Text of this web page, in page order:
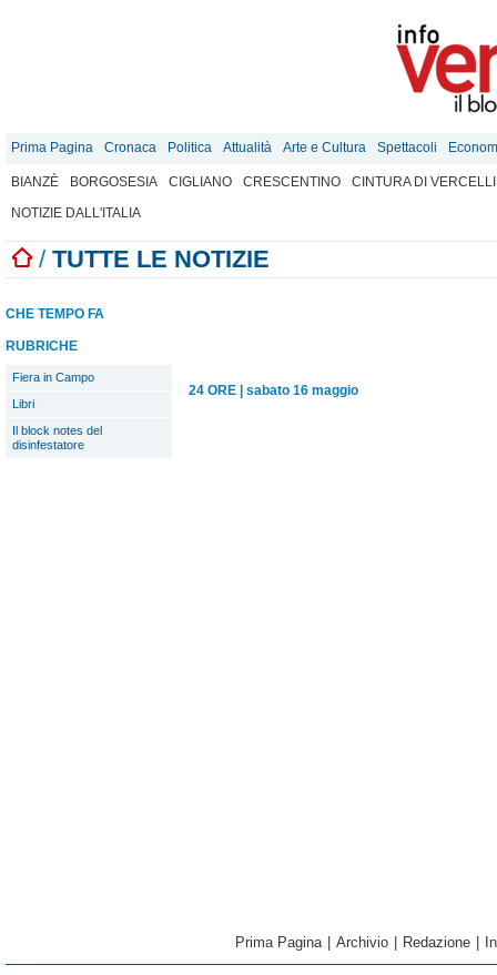
Prima Pagina Cronaca Politica Attualità Arte e Cultura Spettacoli
BIANZÈ BORGOSESIA CIGLIANO CRESCENTINO
CINTURA DI VERCELLI
NOTIZIE DALL'ITALIA
/ TUTTE LE NOTIZIE
CHE TEMPO FA
RUBRICHE
Fiera in Campo
Libri
Il block notes del
disinfestatore
24 ORE sabato 16 maggio
Prima Pagina Archivio Redazione